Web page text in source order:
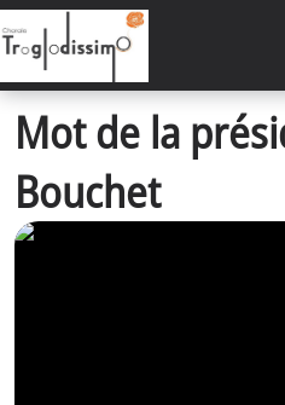
ACCUEIL
DATES À RETENIR
CONCERTS PASSÉS
Mot de la
Bouchet